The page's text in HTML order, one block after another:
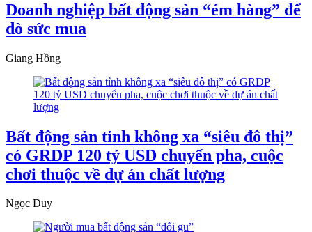
Doanh nghiệp bất động sản “ém hàng” để
dò sức mua
Giang Hồng
Bất động sản tỉnh không xa “siêu đô thị”
có GRDP 120 tỷ USD chuyển pha, cuộc
chơi thuộc về dự án chất lượng
Ngọc Duy